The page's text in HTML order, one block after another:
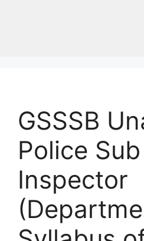
GSSSB
Police Sub
Inspector